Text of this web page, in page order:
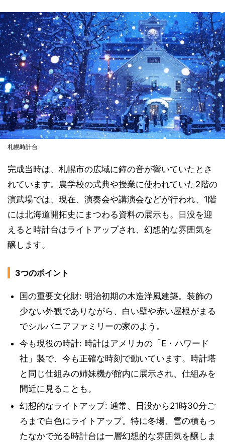
札幌時計台
完成当時は、札幌市の広域に鐘の音が響いていたとさ
れています。農学校の式典や授業に使われていた2階の
演武場では、現在、演奏会や講演会などが行われ、1階
には北海道開拓史にまつわる資料の展示も。日没を迎
えると時計台はライトアップされ、幻想的な雰囲気を
醸します。
3つのポイント
国の重要文化財: 明治初期の木造洋風建築。装飾の
少ない外観でありながら、白い壁や赤い屋根がまる
でシルバニアファミリーの家のよう。
今も現役の時計: 時計はアメリカの「E・ハワード
社」製で、今も正確な時刻で動いています。時計塔
と同じ仕組みの姉妹機が館内に展示され、仕組みを
間近に見ることも。
幻想的なライトアップ: 通常、日没から21時30分ご
ろまで白色にライトアップ。特に冬場、雪の積もっ
たなかで光る時計台は一層幻想的な雰囲気を醸しま